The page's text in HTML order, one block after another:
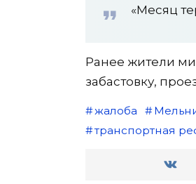
«Месяц
Ранее жители
забастовку,
жалоба
транспортная